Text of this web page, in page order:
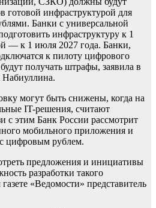
готовой инфраструктурой для
Банки с универсальной
инфраструктуру к 1
— к 1 июля 2027 года. Банки,
к пилоту цифрового
получать штрафы, заявила в
Набиуллина.
могут быть снижены, когда на
IT-решения, считают
с этим Банк России рассмотрит
мобильного приложения и
цифровым рублем.
предложения и инициативы
разработки такого
«Ведомости» представитель